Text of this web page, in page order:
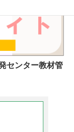
センター教材管